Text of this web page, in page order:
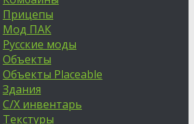
Прицепы
Мод ПАК
Русские моды
Объекты
Объекты Placeable
Здания
С/Х инвентарь
Текстуры